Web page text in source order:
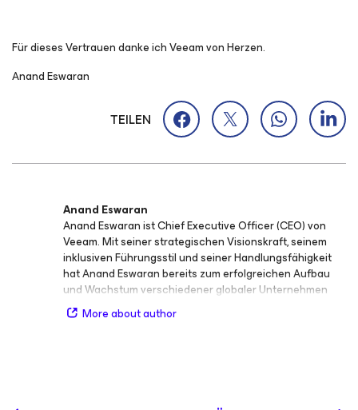
Für dieses Vertrauen danke ich Veeam von Herzen.
Anand Eswaran
TEILEN
Anand Eswaran
Anand Eswaran ist Chief Executive Officer (CEO) von
Veeam. Mit seiner strategischen Visionskraft, seinem
inklusiven Führungsstil und seiner Handlungsfähigkeit
hat Anand Eswaran bereits zum erfolgreichen Aufbau
und Wachstum verschiedener globaler Unternehmen
beigetragen. Vor seinem Wechsel zu Veeam brachte er
als President und Chief Operating Officer (COO) von
More about author